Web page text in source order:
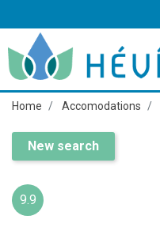
Home Accomodations
New search
9.9